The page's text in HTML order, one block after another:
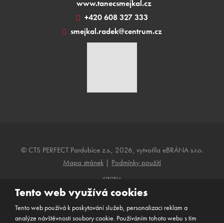
www.tanecsmejkal.cz
+420 608 327 333
smejkal.radek@centrum.cz
© CTS PERFECT Pardubice z.s., 2026, vytvořila eBRÁNA s.r.o.
Mapa stránek | Podmínky použití
VYROBILA
Tento web je chráněn pomocí Google ReCAPTCHA a platí pro něj
Tento web využívá cookies
Tento web používá k poskytování služeb, personalizaci reklam a
analýze návštěvnosti soubory cookie. Používáním tohoto webu s tím